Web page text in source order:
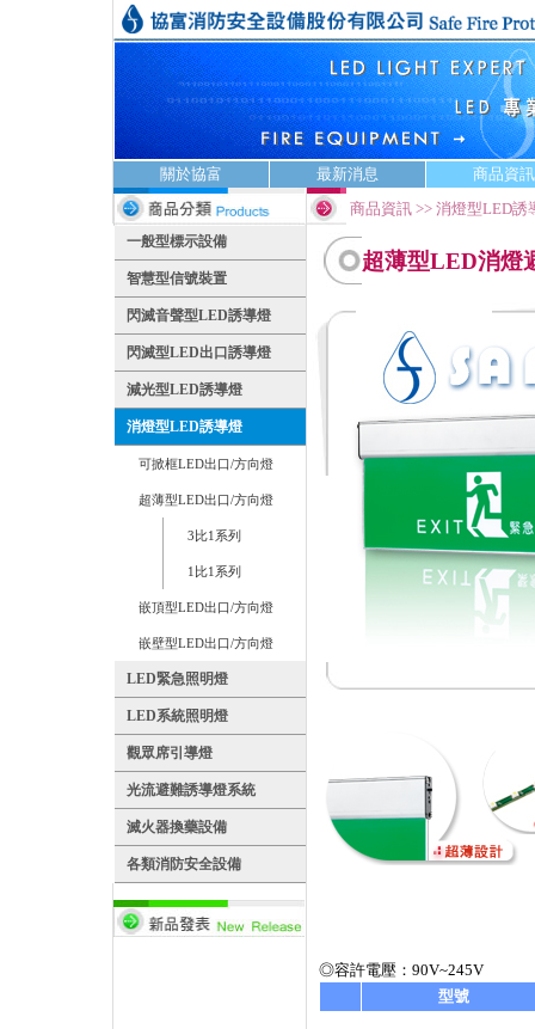
關於協富 最新消息 商品資訊
一般型標示設備
智慧型信號裝置
閃滅音聲型LED誘導燈
閃滅型LED出口誘導燈
減光型LED誘導燈
消燈型LED誘導燈
可掀框LED出口/方向燈
超薄型LED出口/方向燈
3比1系列
1比1系列
嵌頂型LED出口/方向燈
嵌壁型LED出口/方向燈
LED緊急照明燈
LED系統照明燈
觀眾席引導燈
光流避難誘導燈系統
滅火器換藥設備
各類消防安全設備
商品資訊 >> 消燈型LED
超薄型LED消燈
◎容許電壓：90V~245V
型號